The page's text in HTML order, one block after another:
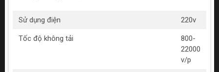
Sử dụng điện 220v
Tốc độ không tải
800-
22000
v/p